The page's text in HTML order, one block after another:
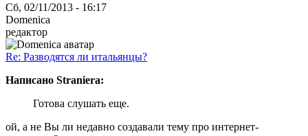
Сб, 02/11/2013 - 16:17
Domenica
редактор
Re: Разводятся ли итальянцы?
Написано Straniera:
Готова слушать еще.
ой, а не Вы ли недавно создавали тему про интернет-